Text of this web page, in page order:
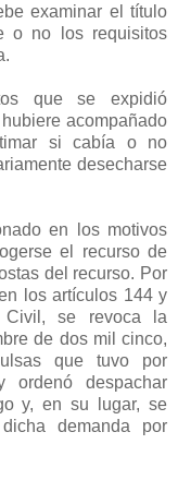
examinar el título
o no los requisitos
que se expidió
acompañado
si cabía o no
desecharse
en los motivos
el recurso de
del recurso. Por
los artículos 144 y
Civil, se revoca la
de dos mil cinco,
que tuvo por
ordenó despachar
y, en su lugar, se
demanda por